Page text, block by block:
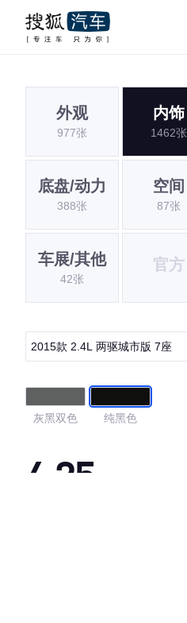
外观
977张
内饰
1462张
底盘/动力
388张
空间
87张
车展/其他
42张
官方
2015款 2.4L 两驱城市版 7座
灰黑双色 纯黑色
4.25